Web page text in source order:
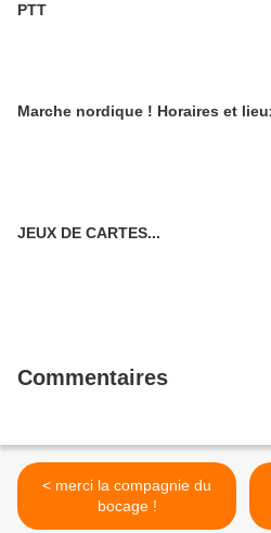
PTT
JEUX DE CARTES...
Commentaires
< merci la compagnie du
bocage !